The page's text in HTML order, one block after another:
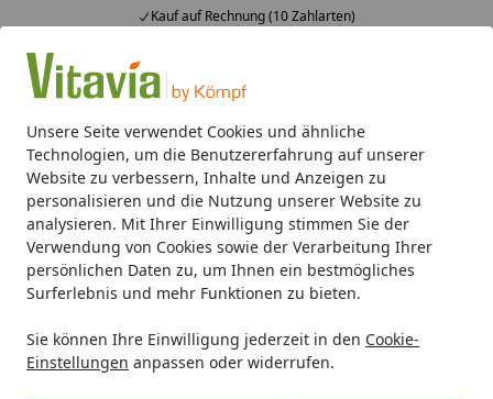
Unsere Seite verwendet Cookies und ähnliche
Technologien, um die Benutzererfahrung auf unserer
Website zu verbessern, Inhalte und Anzeigen zu
personalisieren und die Nutzung unserer Website zu
analysieren. Mit Ihrer Einwilligung stimmen Sie der
Verwendung von Cookies sowie der Verarbeitung Ihrer
persönlichen Daten zu, um Ihnen ein bestmögliches
Surferlebnis und mehr Funktionen zu bieten.
Sie können Ihre Einwilligung jederzeit in den Cookie-
Einstellungen anpassen oder widerrufen.
Kauf auf Rechnung (10 Zahlarten)
Alle Produkte
Mein Konto
Suchen
Startseite
Sorglosmontage